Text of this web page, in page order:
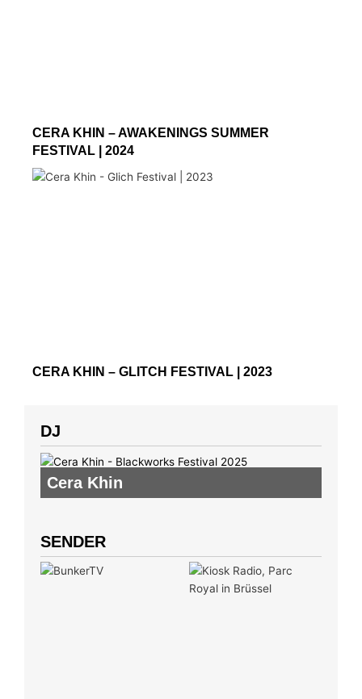
CERA KHIN – AWAKENINGS SUMMER
FESTIVAL | 2024
CERA KHIN – GLITCH FESTIVAL | 2023
DJ
Cera Khin
SENDER